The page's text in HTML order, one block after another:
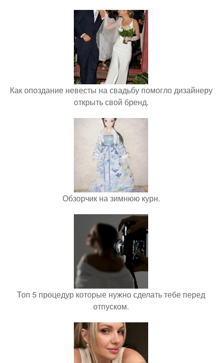
Как опоздание невесты на свадьбу помогло дизайнеру
открыть свой бренд.
Обзорчик на зимнюю курн.
Топ 5 процедур которые нужно сделать тебе перед
отпуском.